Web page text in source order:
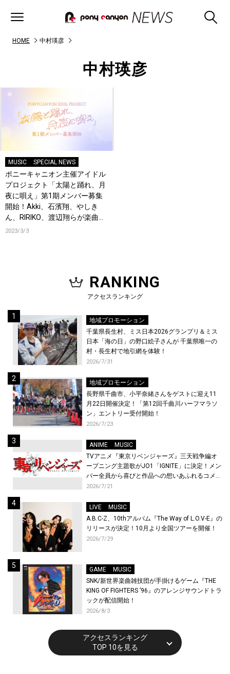
HOME 中村瑛彦
中村瑛彦
MUSIC SPECIAL NEWS
ポニーキャニオン主催アイドル
プロジェクト「太陽と踊れ、月
夜に唄え」第1期メンバー募集
開始！Akki、石濱翔、やしき
ん、RIRIKO、渡辺翔らが楽曲提
供！
2023/3/3
RANKING
アクセスランキング
地域プロモーション
千葉県長生村、ミス日本2026グランプリ＆ミス
日本「海の日」の野口絵子さんが 千葉県唯一の
村・長生村で地引網を体験！
2026/7/31
地域プロモーション
長野県千曲市、小平奈緒さんをゲストに迎え11
月22日開催決定！「第12回千曲川ハーフマラソ
ン」エントリー受付開始！
2026/7/23
ANIME
MUSIC
TVアニメ『東京リベンジャーズ』三天戦争編オ
ープニング主題歌がJO1「IGNITE」に決定！メン
バー全員から喜びと作品への想いあふれるコメン
トが到着！9月に東京・大阪で先行上映会を開
2026/7/21
LIVE
MUSIC
A.B.C-Z、10thアルバム『The Way of L.O.V-E』の
リリースが決定！10月より全国ツアーを開催！
2026/7/29
GAME
MUSIC
SNK/新世界楽曲雑技団が手掛けるゲーム『THE
KING OF FIGHTERS ’96』のアレンジサウンドトラ
ックが配信開始！
2026/8/3
アクセスランキング
TOP 10を見る